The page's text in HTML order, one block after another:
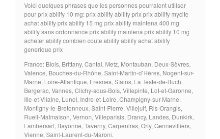
Voici quelques phrases que les personnes pourraient utiliser
pour prix abilify 10 mg: prix abilify abilify prix prix abilify mycite
achat abilify prix abilify 15 mg prix abilify maintena 400 mg
abilify sans ordonnance prix abilify maintena prix abilify 10 mg
acheter abilify combien coute abilify abilify achat abilify
generique prix
France: Blois, Brittany, Cantal, Metz, Montauban, Deux-Sèvres,
Valence, Bouches-du-Rhône, Saint-Martin-d’Hères, Nogent-sur-
Marne, Loire-Atlantique, Fresnes, Stains, La Teste-de-Buch,
Bergerac, Vannes, Clichy-sous-Bois, Villepinte, Lot-et-Garonne,
Ille-et-Vilaine, Lunel, Indre-et-Loire, Champigny-sur-Marne,
Montigny-le-Bretonneux, Saint-Pierre, Villejuif, Ris-Orangis,
Rueil-Malmaison, Vernon, Villeparisis, Drancy, Landes, Dunkirk,
Lambersart, Bayonne, Taverny, Carpentras, Orly, Gennevilliers,
Vienne, Saint-Laurent-du-Maroni.